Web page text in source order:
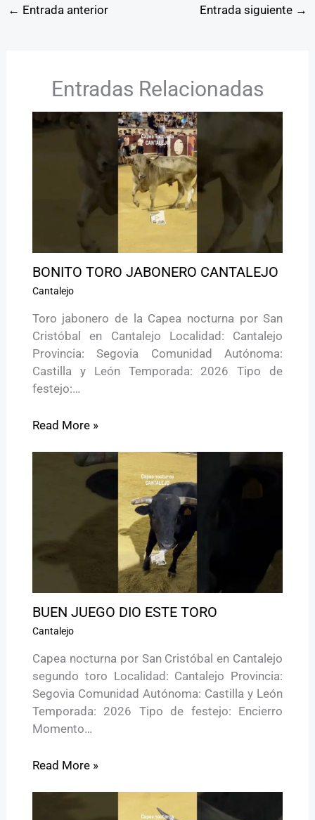
← Entrada anterior Entrada siguiente →
Entradas Relacionadas
BONITO TORO JABONERO CANTALEJO
Cantalejo
Toro jabonero de la Capea nocturna por San
Cristóbal en Cantalejo Localidad: Cantalejo
Provincia: Segovia Comunidad Autónoma:
Castilla y León Temporada: 2026 Tipo de
festejo:…
Read More »
BUEN JUEGO DIO ESTE TORO
Cantalejo
Capea nocturna por San Cristóbal en Cantalejo
segundo toro Localidad: Cantalejo Provincia:
Segovia Comunidad Autónoma: Castilla y León
Temporada: 2026 Tipo de festejo: Encierro
Momento…
Read More »